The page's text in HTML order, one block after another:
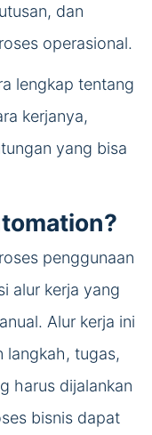
dan
operasional.
lengkap tentang
kerjanya,
yang bisa
penggunaan
alur kerja yang
Alur kerja ini
langkah, tugas,
harus dijalankan
bisnis dapat